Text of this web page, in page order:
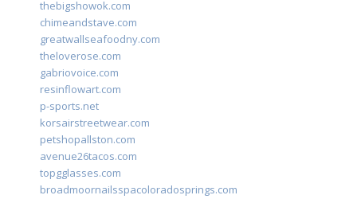
thebigshowok.com
chimeandstave.com
greatwallseafoodny.com
theloverose.com
gabriovoice.com
resinflowart.com
p-sports.net
korsairstreetwear.com
petshopallston.com
avenue26tacos.com
topgglasses.com
broadmoornailsspacoloradosprings.com